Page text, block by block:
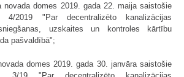
novada domes 2019. gada 22. maija saistošie
4/2019 "Par decentralizēto kanalizācijas
uzskaites un kontroles kārtību
pašvaldībā";
domes 2019. gada 30. janvāra saistošie